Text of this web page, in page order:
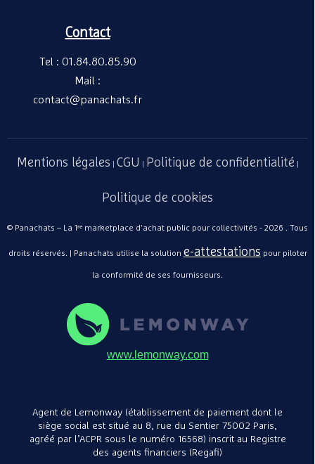
Contact
Tel : 01.84.80.85.90
Mail :
contact@panachats.fr
Mentions légales CGU Politique de confidentialité
Politique de cookies
© Panachats – La 1ʳᵉ marketplace d'achat public pour collectivités - 2026 . Tous
droits réservés. | Panachats utilise la solution e-attestations pour piloter
la conformité de ses fournisseurs.
www.lemonway.com
Agent de Lemonway (établissement de paiement dont le
siège social est situé au 8, rue du Sentier 75002 Paris,
agréé par l’ACPR sous le numéro 16568) inscrit au Registre
des agents financiers (Regafi)